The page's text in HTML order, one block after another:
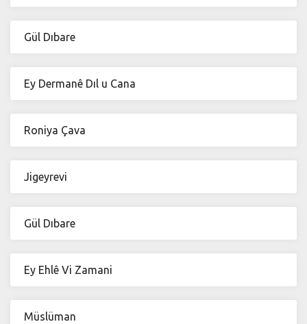
Gül Dıbare
Ey Dermanê Dıl u Cana
Roniya Çava
Jigeyrevi
Gül Dıbare
Ey Ehlê Vi Zamani
Müslüman